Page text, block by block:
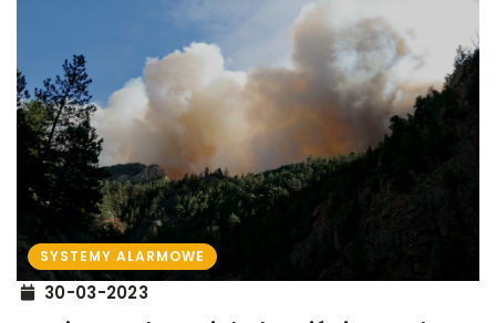
SYSTEMY ALARMOWE
30-03-2023